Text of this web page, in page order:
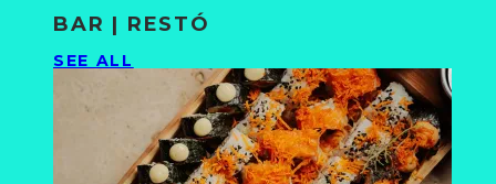
BAR | RESTÓ
SEE ALL